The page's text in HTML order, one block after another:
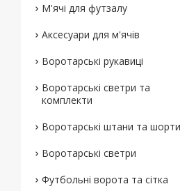
М'ячі для футзалу
Аксесуари для м'ячів
Воротарські рукавиці
Воротарські светри та
комплекти
Воротарські штани та шорти
Воротарські светри
Футбольні ворота та сітка